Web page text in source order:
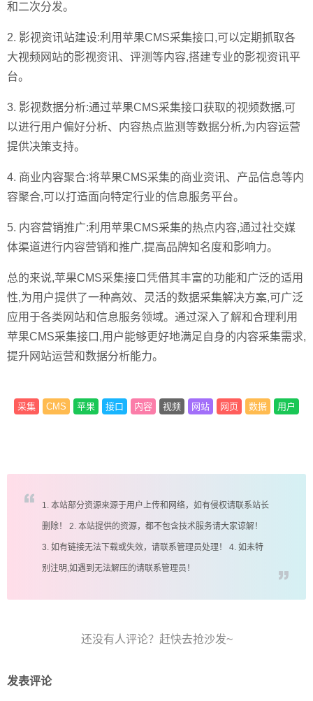
和二次分发。
2. 影视资讯站建设:利用苹果CMS采集接口,可以定期抓取各
大视频网站的影视资讯、评测等内容,搭建专业的影视资讯平
台。
3. 影视数据分析:通过苹果CMS采集接口获取的视频数据,可
以进行用户偏好分析、内容热点监测等数据分析,为内容运营
提供决策支持。
4. 商业内容聚合:将苹果CMS采集的商业资讯、产品信息等内
容聚合,可以打造面向特定行业的信息服务平台。
5. 内容营销推广:利用苹果CMS采集的热点内容,通过社交媒
体渠道进行内容营销和推广,提高品牌知名度和影响力。
总的来说,苹果CMS采集接口凭借其丰富的功能和广泛的适用
性,为用户提供了一种高效、灵活的数据采集解决方案,可广泛
应用于各类网站和信息服务领域。通过深入了解和合理利用
苹果CMS采集接口,用户能够更好地满足自身的内容采集需求,
提升网站运营和数据分析能力。
采集 CMS 苹果 接口 内容 视频 网站 网页 数据 用户
1. 本站部分资源来源于用户上传和网络，如有侵权请联系站长
删除！ 2. 本站提供的资源，都不包含技术服务请大家谅解！
3. 如有链接无法下载或失效，请联系管理员处理！ 4. 如未特
别注明,如遇到无法解压的请联系管理员！
发表评论